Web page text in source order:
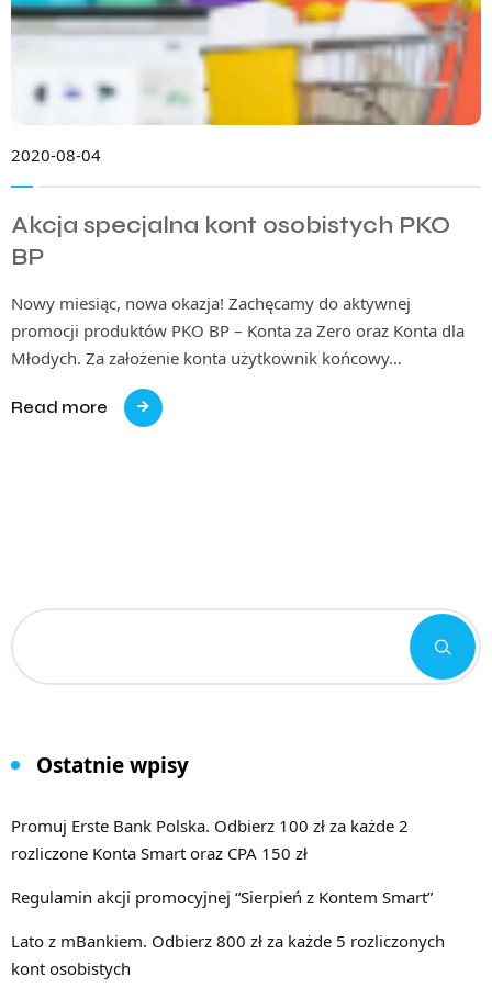
2020-08-04
Akcja specjalna kont osobistych PKO
BP
Nowy miesiąc, nowa okazja! Zachęcamy do aktywnej
promocji produktów PKO BP – Konta za Zero oraz Konta dla
Młodych. Za założenie konta użytkownik końcowy…
Read more
Ostatnie wpisy
Promuj Erste Bank Polska. Odbierz 100 zł za każde 2
rozliczone Konta Smart oraz CPA 150 zł
Regulamin akcji promocyjnej “Sierpień z Kontem Smart”
Lato z mBankiem. Odbierz 800 zł za każde 5 rozliczonych
kont osobistych